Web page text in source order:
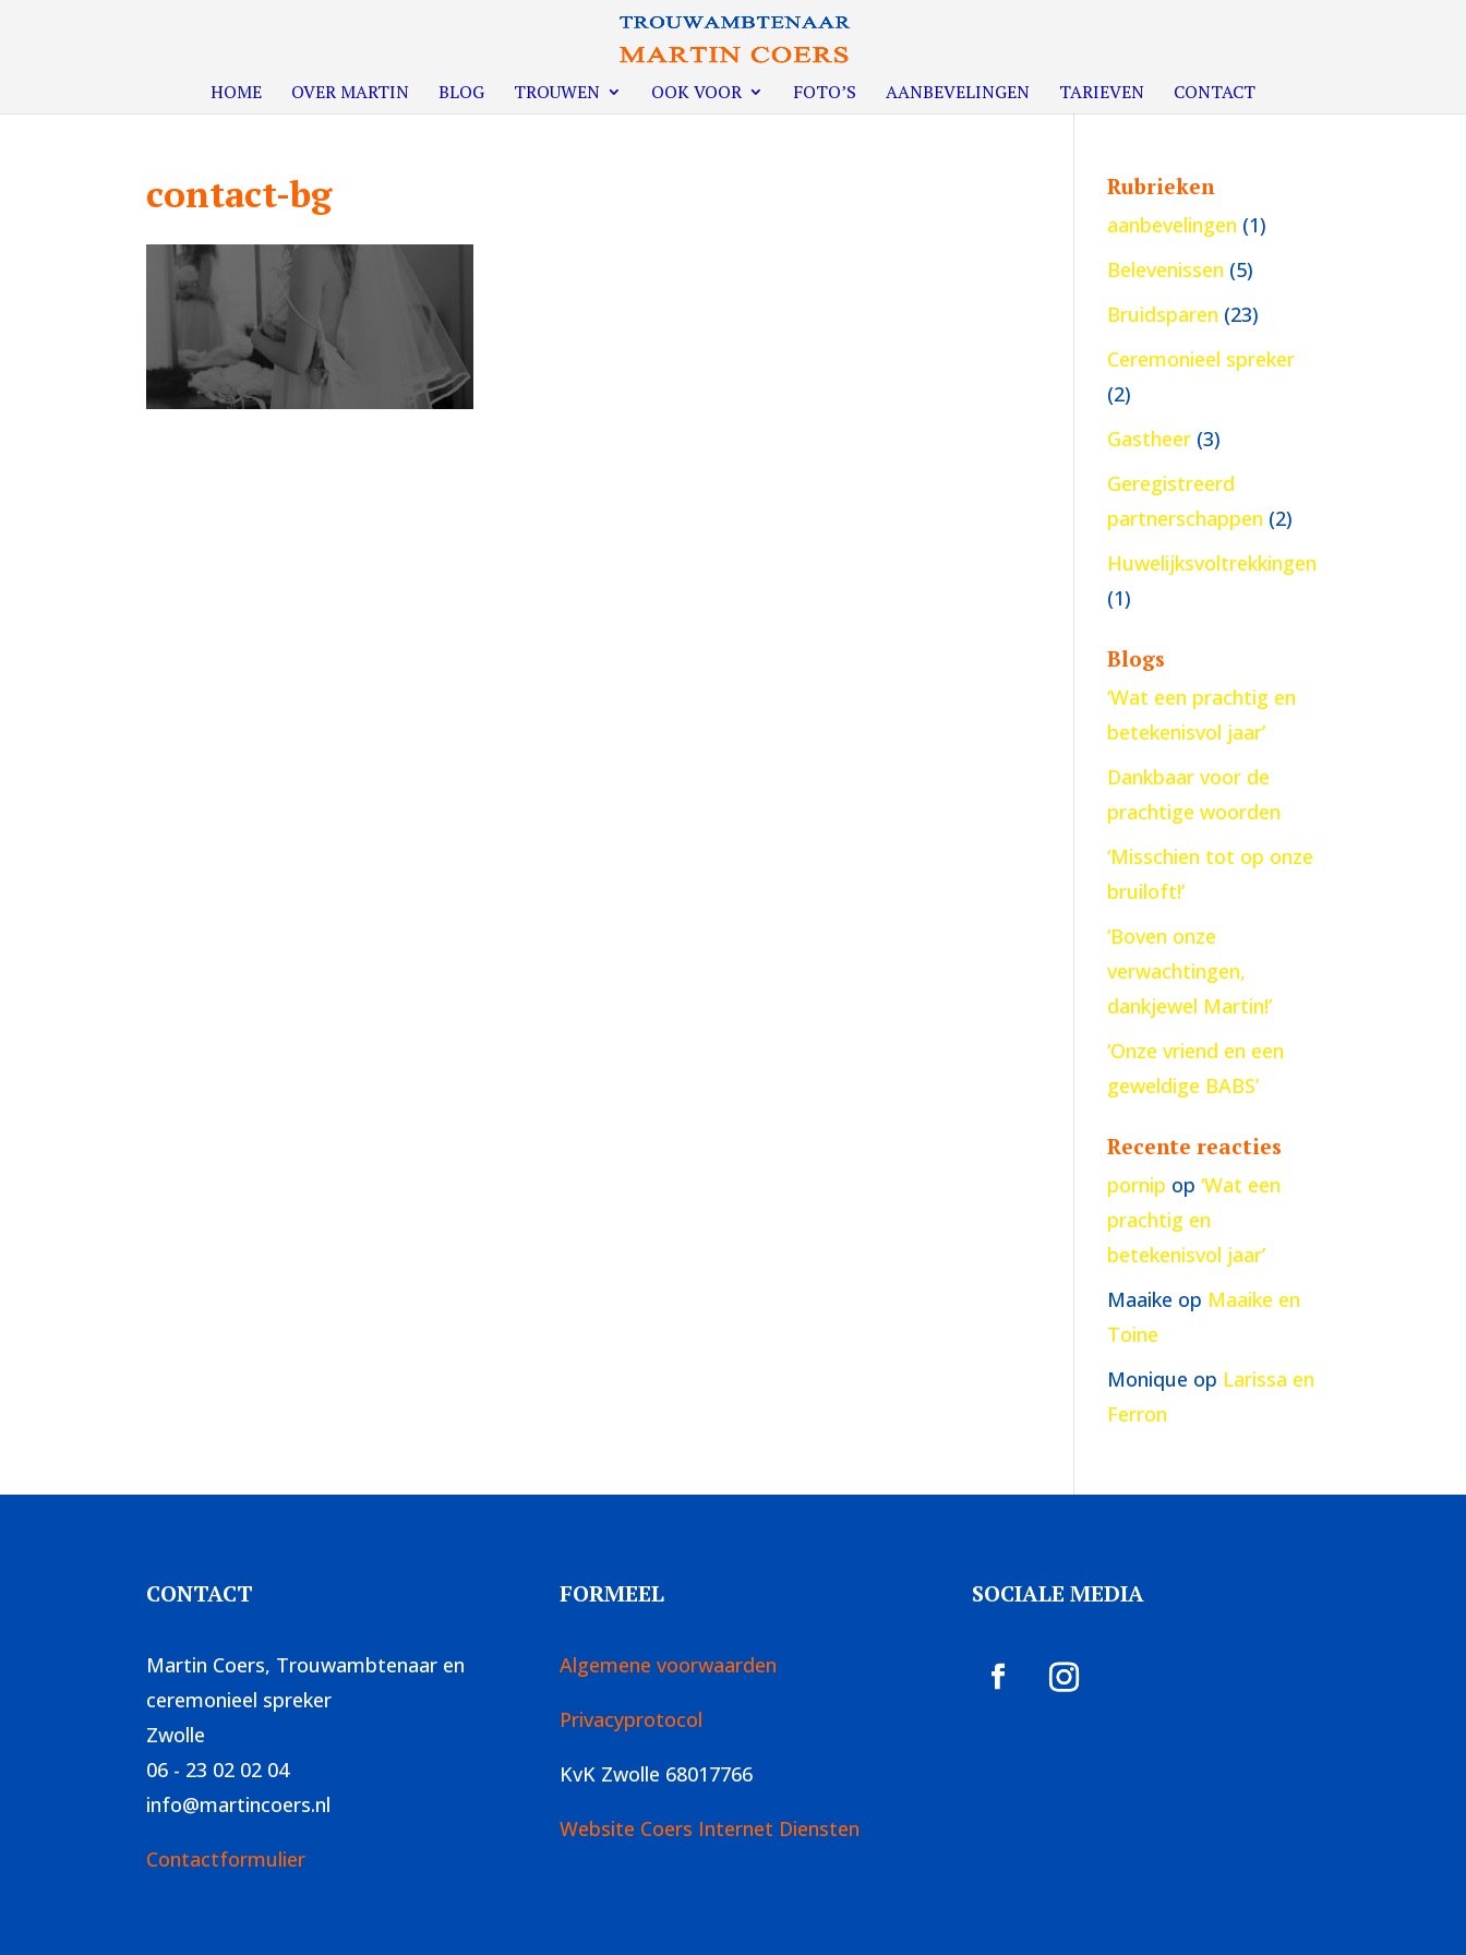
HOME OVER MARTIN BLOG TROUWEN OOK VOOR FOTO’S AANBEVELINGEN TARIEVEN CONTACT
contact-bg Rubrieken
aanbevelingen (1)
Belevenissen (5)
Bruidsparen (23)
Ceremonieel spreker
(2)
Gastheer (3)
Geregistreerd
partnerschappen (2)
Huwelijksvoltrekkingen
(1)
Blogs
‘Wat een prachtig en
betekenisvol jaar’
Dankbaar voor de
prachtige woorden
‘Misschien tot op onze
bruiloft!’
‘Boven onze
verwachtingen,
dankjewel Martin!’
‘Onze vriend en een
geweldige BABS’
Recente reacties
pornip op‘Wat een
prachtig en
betekenisvol jaar’
Maaike op Maaike en
Toine
Monique op Larissa en
Ferron
CONTACT
Martin Coers, Trouwambtenaar en
ceremonieel spreker
Zwolle
06 - 23 02 02 04
info@martincoers.nl
Contactformulier
FORMEEL
Algemene voorwaarden
Privacyprotocol
KvK Zwolle 68017766
Website Coers Internet Diensten
SOCIALE MEDIA